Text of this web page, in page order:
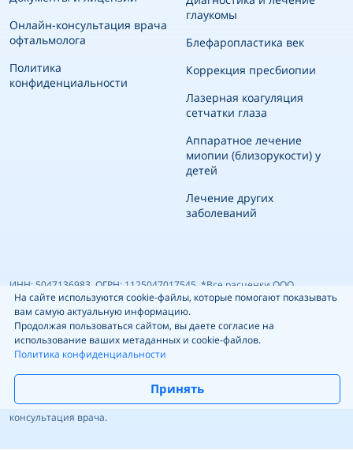
Онлайн-консультация врача
офтальмолога
Политика
конфиденциальности
глаукомы
Блефаропластика век
Коррекция пресбиопии
Лазерная коагуляция
сетчатки глаза
Аппаратное лечение
миопии (близорукости) у
детей
Лечение других
заболеваний
ИНН: 5047136983, ОГРН: 1125047017545. *Все расценки ООО
«Медицинский центр Гиппократ», указанные на сайте, носят
информационный характер и ни при каких условиях не являются
публичной офертой, определяемой положениями ч.2 ст. 437 ГК РФ.
Прайс-лист ориентировочный, может не совпадать с фактическим —
точные цены уточняйте у администратора перед посещением
клиники по т. +74951900303 Имеются противопоказания. Необходима
консультация врача.
На сайте используются cookie-файлы, которые помогают показывать
вам самую актуальную информацию.
Продолжая пользоваться сайтом, вы даете согласие на
использование ваших метаданных и cookie-файлов.
Политика конфиденциальности
Принять